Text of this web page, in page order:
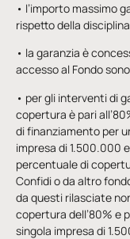
• l’importo massimo
rispetto della
• la garanzia è
accesso al Fondo
• per gli interventi di
copertura è pari
di finanziamento per
impresa di 1.500.000
percentuale di
Confidi o da altro
da questi rilasciate
copertura dell’80% e
singola impresa di